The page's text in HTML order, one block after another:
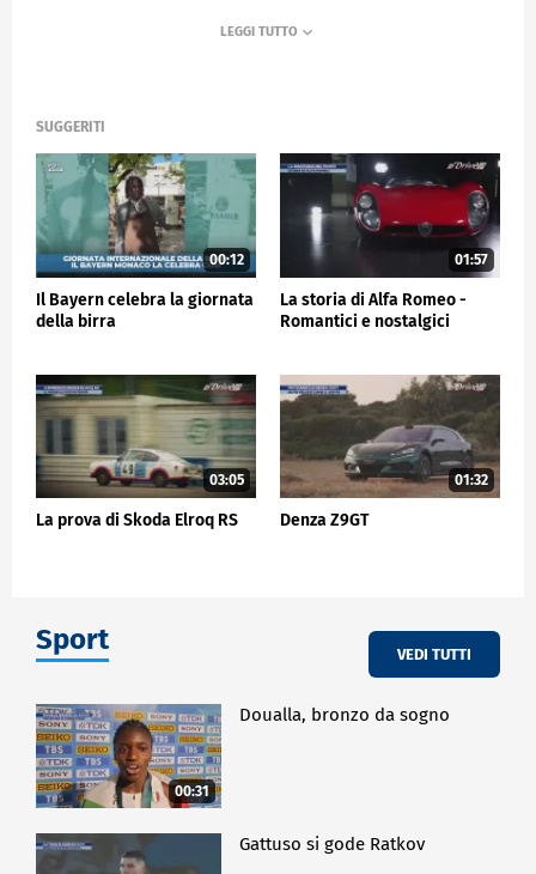
SUGGERITI
00:12
Il Bayern celebra la giornata
della birra
01:57
La storia di Alfa Romeo -
Romantici e nostalgici
03:05
La prova di Skoda Elroq RS
01:32
Denza Z9GT
Sport VEDI TUTTI
00:31
Doualla, bronzo da sogno
Gattuso si gode Ratkov